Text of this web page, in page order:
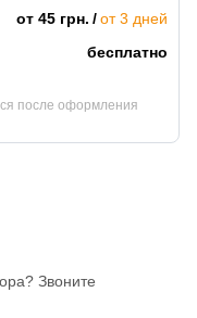
от 45 грн.
от 3 дней
бесплатно
после оформления
Звоните